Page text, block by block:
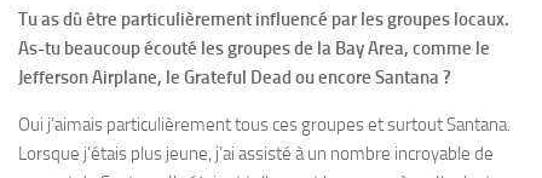
Tu as dû être particulièrement influencé par les groupes locaux.
As-tu beaucoup écouté les groupes de la Bay Area, comme le
Jefferson Airplane, le Grateful Dead ou encore Santana ?
Oui j’aimais particulièrement tous ces groupes et surtout Santana.
Lorsque j’étais plus jeune, j’ai assisté à un nombre incroyable de